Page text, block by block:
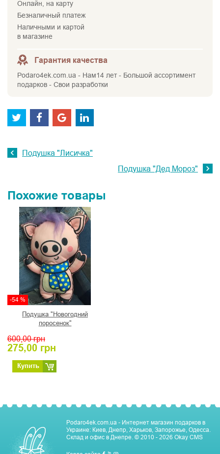
Онлайн, на карту
Безналичный платеж
Наличными и картой
в магазине
Гарантия качества
Podaro4ek.com.ua - Нам14 лет - Большой ассортимент
подарков - Свои разработки
Подушка "Лисичка"
Подушка "Дед Мороз"
Похожие товары
-54 %
Подушка "Новогодний
поросенок"
600,00 грн
275,00 грн
Купить
Podaro4ek.com.ua - Интернет магазин подарков в
Украине: Киев, Днепр, Харьков, Запорожье, Одесса.
Склад и офис в Днепре. © 2010 - 2026 Okay CMS